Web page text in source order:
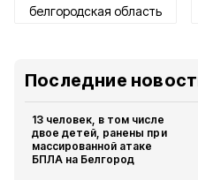
белгородская область
Последние
13 человек, в том числе
двое детей, ранены при
массированной атаке
БПЛА на Белгород